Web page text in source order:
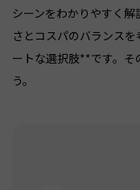
シーンをわかりやすく
さとコスパのバランス
ートな選択肢**です。そ
う。